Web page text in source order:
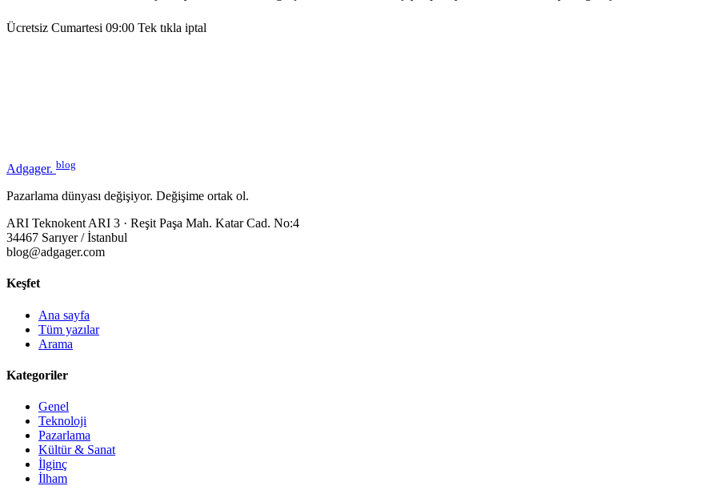
Ücretsiz Cumartesi 09:00 Tek tıkla iptal
Adgager. blog
Pazarlama dünyası değişiyor. Değişime ortak ol.
ARI Teknokent ARI 3 · Reşit Paşa Mah. Katar Cad. No:4
34467 Sarıyer / İstanbul
blog@adgager.com
Keşfet
Ana sayfa
Tüm yazılar
Arama
Kategoriler
Genel
Teknoloji
Pazarlama
Kültür & Sanat
İlginç
İlham